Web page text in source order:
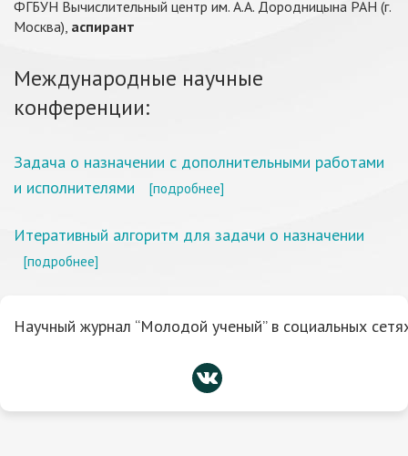
ФГБУН Вычислительный центр им. А.А. Дородницына РАН (г.
Москва), аспирант
Международные научные
конференции:
Задача о назначении с дополнительными работами
и исполнителями
[подробнее]
Итеративный алгоритм для задачи о назначении
[подробнее]
Научный журнал “Молодой ученый” в социальных